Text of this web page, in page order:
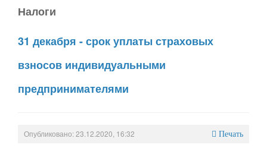
Налоги
31 декабря - срок уплаты страховых
взносов индивидуальными
предпринимателями
Опубликовано: 23.12.2020, 16:32 Печать